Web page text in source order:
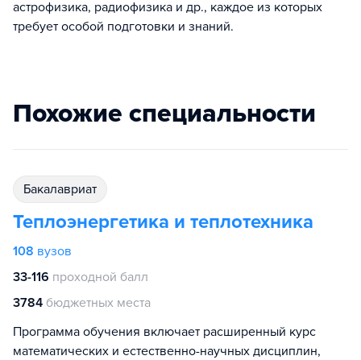
астрофизика, радиофизика и др., каждое из которых
требует особой подготовки и знаний.
Похожие специальности
бакалавриат
Теплоэнергетика и теплотехника
108 вузов
33-116 проходной балл
3784 бюджетных места
Программа обучения включает расширенный курс
математических и естественно-научных дисциплин,